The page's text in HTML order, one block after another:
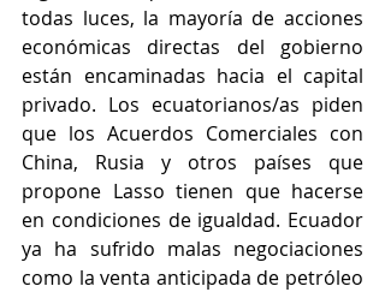
todas luces, la mayoría de acciones
económicas directas del gobierno
están encaminadas hacia el capital
privado. Los ecuatorianos/as piden
que los Acuerdos Comerciales con
China, Rusia y otros países que
propone Lasso tienen que hacerse
en condiciones de igualdad. Ecuador
ya ha sufrido malas negociaciones
como la venta anticipada de petróleo